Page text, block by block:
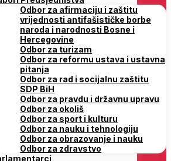
Odbor za afirmaciju i zaštitu
vrijednosti antifašističke borbe
naroda i narodnosti Bosne i
Hercegovine
Odbor za turizam
Odbor za reformu ustava i ustavna
pitanja
Odbor za rad i socijalnu zaštitu
SDP BiH
Odbor za pravdu i državnu upravu
Odbor za okoliš
Odbor za sport i kulturu
Odbor za nauku i tehnologiju
Odbor za obrazovanje i nauku
Odbor za zdravstvo